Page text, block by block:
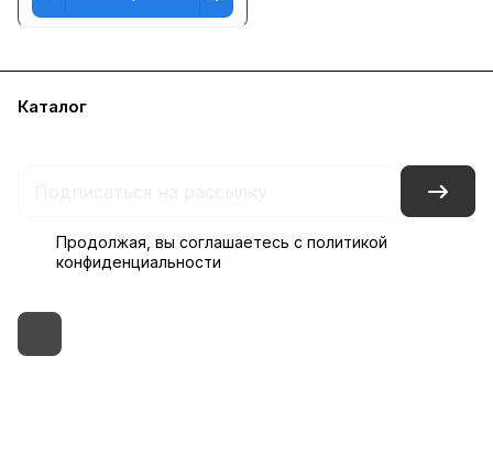
Каталог
Продолжая, вы соглашаетесь с политикой
конфиденциальности